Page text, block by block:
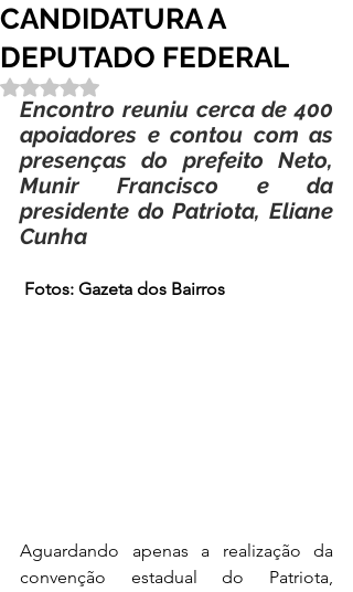
CANDIDATURA A
DEPUTADO FEDERAL
Avaliado com NaN de 5 estrelas.
Encontro reuniu cerca de 400
apoiadores e contou com as
presenças do prefeito Neto,
Munir Francisco e da
presidente do Patriota, Eliane
Cunha
Fotos: Gazeta dos Bairros
Aguardando apenas a realização da
convenção estadual do Patriota,